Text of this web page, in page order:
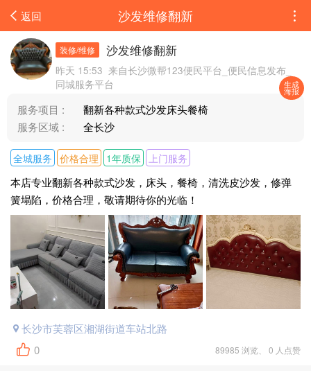
生成
海报
返回 沙发维修翻新
装修/维修 沙发维修翻新
昨天 15:53 来自长沙微帮123便民平台_便民信息发布_
同城服务平台
服务项目 :
翻新各种款式沙发床头餐椅
服务区域 :
全长沙
全城服务 价格合理 1年质保 上门服务
本店专业翻新各种款式沙发，床头，餐椅，清洗皮沙发，修弹
簧塌陷，价格合理，敬请期待你的光临！
长沙市芙蓉区湘湖街道车站北路
0
89985 浏览、 0 人点赞